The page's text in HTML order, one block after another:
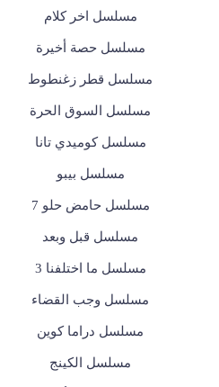
مسلسل اخر كلام
مسلسل حصة أخيرة
مسلسل قطر زغنطوط
مسلسل السوق الحرة
مسلسل كوميدي تانا
مسلسل بيبو
مسلسل حامض حلو 7
مسلسل قبل وبعد
مسلسل ما اختلفنا 3
مسلسل وجب القضاء
مسلسل دراما كوين
مسلسل الكينج